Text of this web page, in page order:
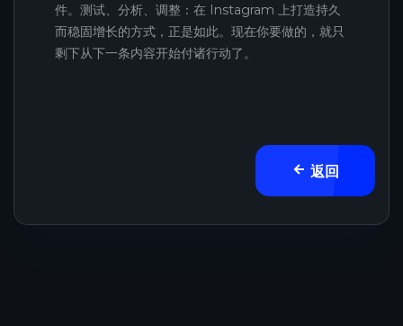
件。测试、分析、调整：在 Instagram 上打造持久
而稳固增长的方式，正是如此。现在你要做的，就只
剩下从下一条内容开始付诸行动了。
返回